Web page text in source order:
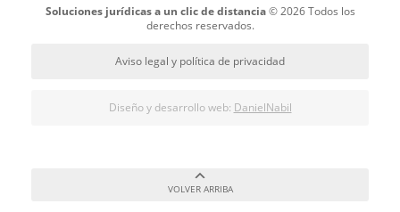
Soluciones jurídicas a un clic de distancia© 2026 Todos los
derechos reservados.
Aviso legal y política de privacidad
Diseño y desarrollo web: DanielNabil
VOLVER ARRIBA